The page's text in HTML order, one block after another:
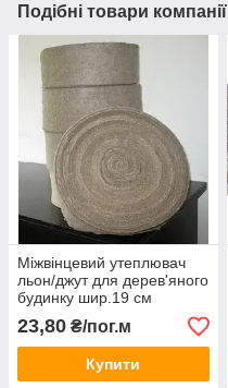
Подібні товари компанії
Міжвінцевий утеплювач
льон/джут для дерев'яного
будинку шир.19 см
23,80 ₴/пог.м
Купити